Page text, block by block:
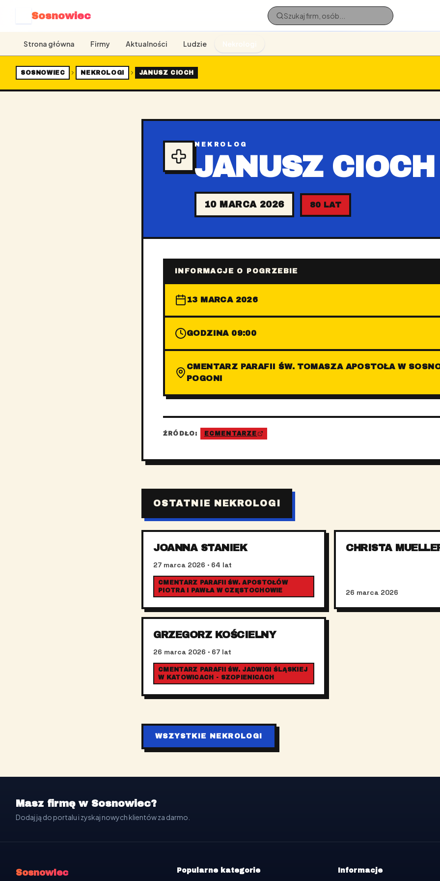
Sosnowiec
Strona główna Firmy Aktualności Ludzie
SOSNOWIEC NEKROLOGI JANUSZ CIOCH
NEKROLOG
JANUSZ CIOCH
10 MARCA 2026 80 LAT
INFORMACJE O POGRZEBIE
13 MARCA 2026
GODZINA 09:00
CMENTARZ PARAFII ŚW. TOMASZA APOSTOŁA W
POGONI
ŹRÓDŁO: ECMENTARZE
OSTATNIE NEKROLOGI
JOANNA STANIEK
27 marca 2026 · 64 lat
CMENTARZ PARAFII ŚW. APOSTOŁÓW
PIOTRA I PAWŁA W CZĘSTOCHOWIE
CHRISTA
26 marca 2026
GRZEGORZ KOŚCIELNY
26 marca 2026 · 67 lat
CMENTARZ PARAFII ŚW. JADWIGI ŚLĄSKIEJ
W KATOWICACH - SZOPIENICACH
WSZYSTKIE NEKROLOGI
Masz firmę w Sosnowiec?
Dodaj ją do portalu i zyskaj nowych klientów za darmo.
Sosnowiec Popularne kategorie Informacje